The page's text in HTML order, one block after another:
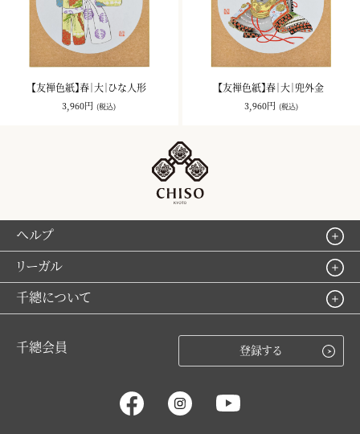
【友禅色紙】春｜大｜ひな人形
3,960円 (税込)
【友禅色紙】春｜大｜兜外金
3,960円 (税込)
ヘルプ
リーガル
千總について
千總会員 登録する